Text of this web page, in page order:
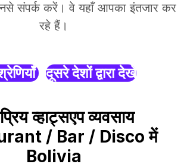
संपर्क करें। वे यहाँ आपका इंतजार कर
रहे हैं।
दूसरे देशों द्वारा देखें
व्हाट्सएप व्यवसाय
/ Bar / Disco में
Bolivia